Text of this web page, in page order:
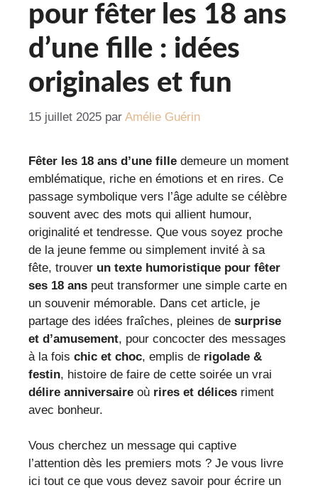
pour fêter les 18 ans
d’une fille : idées
originales et fun
15 juillet 2025 par Amélie Guérin
Fêter les 18 ans d’une fille demeure un moment
emblématique, riche en émotions et en rires. Ce
passage symbolique vers l’âge adulte se célèbre
souvent avec des mots qui allient humour,
originalité et tendresse. Que vous soyez proche
de la jeune femme ou simplement invité à sa
fête, trouver un texte humoristique pour fêter
ses 18 ans peut transformer une simple carte en
un souvenir mémorable. Dans cet article, je
partage des idées fraîches, pleines de surprise
et d’amusement, pour concocter des messages
à la fois chic et choc, emplis de rigolade &
festin, histoire de faire de cette soirée un vrai
délire anniversaire où rires et délices riment
avec bonheur.
Vous cherchez un message qui captive
l’attention dès les premiers mots ? Je vous livre
ici tout ce que vous devez savoir pour écrire un